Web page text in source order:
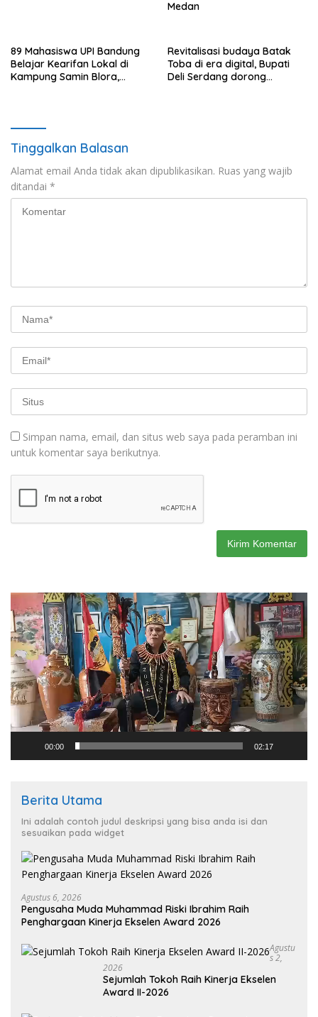
Medan
89 Mahasiswa UPI Bandung
Belajar Kearifan Lokal di
Kampung Samin Blora,
Revitalisasi budaya Batak
Toba di era digital, Bupati
Deli Serdang dorong
Tinggalkan Balasan
Alamat email Anda tidak akan dipublikasikan. Ruas yang wajib
ditandai *
Simpan nama, email, dan situs web saya pada peramban ini
untuk komentar saya berikutnya.
Pemutar
Video
00:00 02:17
Berita Utama
Ini adalah contoh judul deskripsi yang bisa anda isi dan
sesuaikan pada widget
Agustus 6, 2026
Pengusaha Muda Muhammad Riski Ibrahim Raih
Penghargaan Kinerja Ekselen Award 2026
Agustu
S 2,
2026
Sejumlah Tokoh Raih Kinerja Ekselen
Award II-2026